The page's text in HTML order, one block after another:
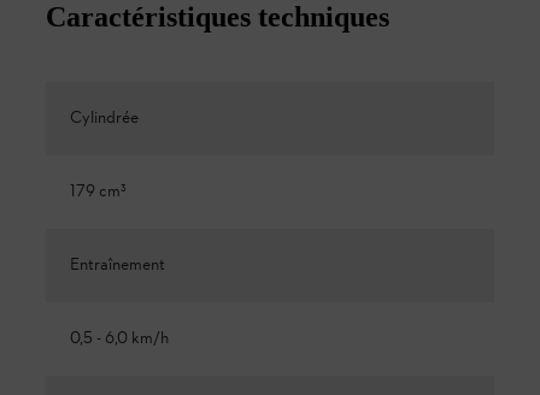
Caractéristiques techniques
Cylindrée
179 cm³
Entraînement
0,5 - 6,0 km/h